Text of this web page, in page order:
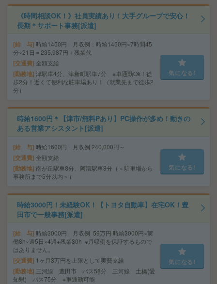
《時間相談OK！》社員実績あり！大手グループで安心！
長期＊サポート事務[派遣]
給 与 時給1450円 月収例：時給1450円×7時間45
分×21日＝235,987円＋残業代
交通費 全額支給
勤務地 津駅車4分、津新町駅車7分 ※車通勤Ok！徒
歩2分！近くて便利な駐車場あり！（就業先まで徒歩2
分）
気になる!
時給1600円＊【津市/無料Pあり】PC操作が多め！動きの
ある営業アシスタント[派遣]
給 与 時給1600円 月収例 240,000円～
交通費 全額支給
勤務地 南が丘駅車8分、阿漕駅車8分（＜駐車場から
事務所まで5分以内＞）
気になる!
時給3000円！未経験OK！【トヨタ自動車】在宅OK！豊
田市で一般事務[派遣]
給 与 時給3000円 月収例 59万円 時給3000円×実
働8h×週5日×4週+残業30h ※月収例を保証するもので
はありません。
交通費 1ヶ月3万円を上限として実費支給
勤務地 三河線 豊田市 バス58分 三河線 土橋(愛
知県) バス75分 ※車通勤可能
気になる!